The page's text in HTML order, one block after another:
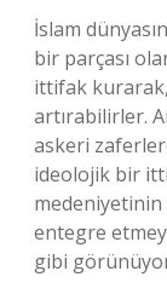
İslam
bir parçası
ittifak
artırabilirler.
askeri
ideolojik bir
entegre
gibi